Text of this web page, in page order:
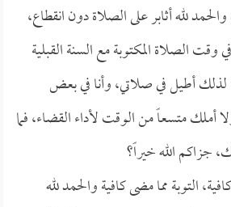
لله أثابر على الصلاة دون انقطاع،
الصلاة المكتوبة مع السنة القبلية
لذلك أطيل في صلاتي، وأنا في بعض
أملك متسعاً من الوقت لأداء القضاء، فما
جزاكم الله خيراً؟
التوبة مما مضى كافية والحمد لله